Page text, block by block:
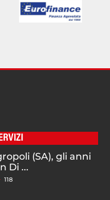
(SA), gli anni
Di ...
118